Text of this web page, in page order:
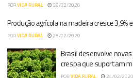
PORVIDA RURAL 26/02/2020
Produção agrícola na madeira cresce 3,9%
PORVIDA RURAL 25/02/2020
Brasil desenvolve
crespa que suportam
PORVIDA RURAL 24/02/2020